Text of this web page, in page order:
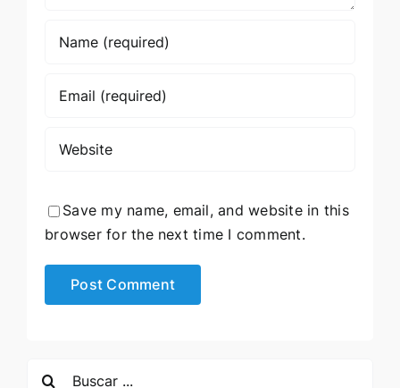
Save my name, email, and website in this
browser for the next time I comment.